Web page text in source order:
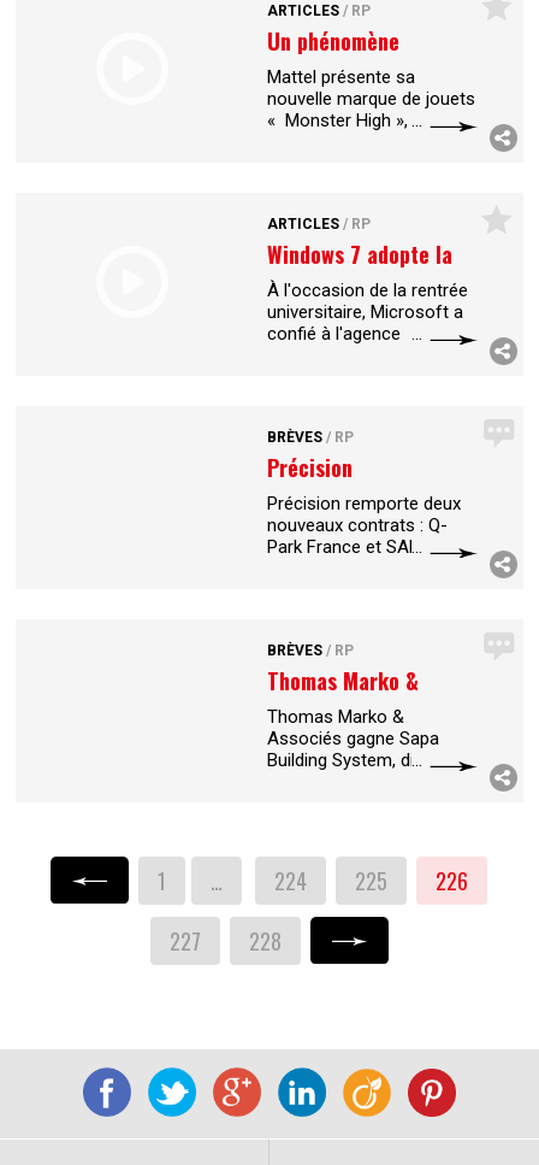
ARTICLES/ RP
Un phénomène
monstrueux
Mattel présente sa
nouvelle marque de jouets
« Monster High »,
ARTICLES/ RP
Windows 7 adopte la
cool attitude
À l'occasion de la rentrée
universitaire, Microsoft a
confié à l'agence
BRÈVES/ RP
Précision
Précision remporte deux
nouveaux contrats : Q-
Park France et SAEMES,
domaine de
BRÈVES/ RP
Thomas Marko &
Associés
Thomas Marko &
Associés gagne Sapa
Building System, division
vérandas,
« Précédent
1 … 224 225
226
227
228